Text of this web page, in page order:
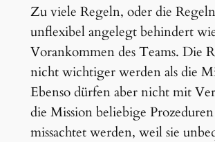
Zu viele Regeln, oder die
unflexibel angelegt behindert
Vorankommen des Teams. Die
nicht wichtiger werden als die
Ebenso dürfen aber nicht mit
die Mission beliebige
missachtet werden, weil sie